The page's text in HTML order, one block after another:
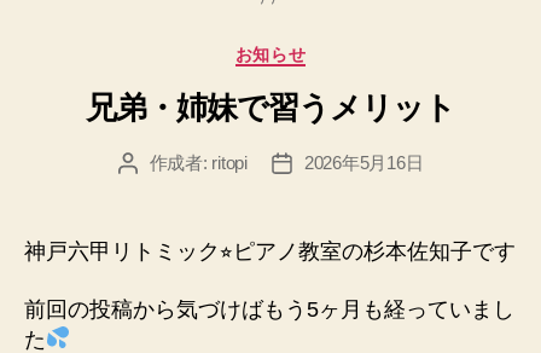
カ
ゴ
リ
ー
お知らせ
兄弟・姉妹で習うメリット
投 作成者: ritopi
投
2026年5月16日
神戸六甲リトミック⭐︎ピアノ教室の杉本佐知子です
前回の投稿から気づけばもう5ヶ月も経っていまし
た